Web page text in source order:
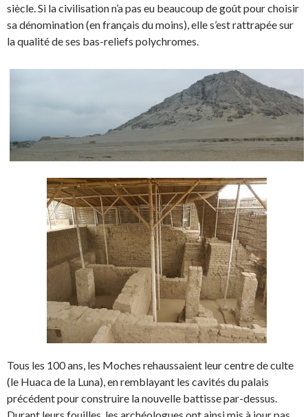
siècle. Si la civilisation n’a pas eu beaucoup de goût pour choisir
sa dénomination (en français du moins), elle s’est rattrapée sur
la qualité de ses bas-reliefs polychromes.
Tous les 100 ans, les Moches rehaussaient leur centre de culte
(le Huaca de la Luna), en remblayant les cavités du palais
précédent pour construire la nouvelle battisse par-dessus.